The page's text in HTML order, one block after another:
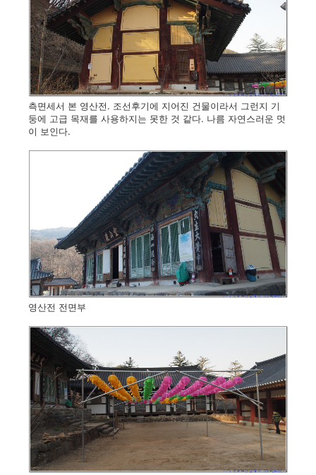
측면세서 본 영산전. 조선후기에 지어진 건물이라서 그런지 기
둥에 고급 목재를 사용하지는 못한 것 같다. 나름 자연스러운 멋
이 보인다.
영산전 전면부